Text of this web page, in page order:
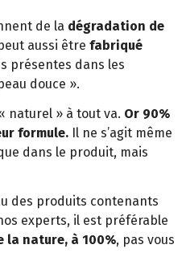
de la dégradation de
aussi être fabriqué
présentes dans les
douce ».
naturel » à tout va. Or 90%
formule. Il ne s’agit même
dans le produit, mais
des produits contenants
experts, il est préférable
la nature, à 100%, pas vous